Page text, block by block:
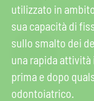
utilizzato in
sua capacità di
sullo smalto dei
una rapida
prima e dopo
odontoiatrico.